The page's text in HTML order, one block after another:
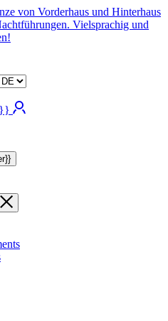
von Vorderhaus und Hinterhaus
Vielsprachig und